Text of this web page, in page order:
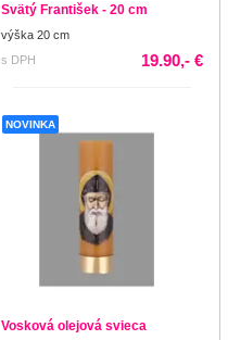
Svätý František - 20 cm
výška 20 cm
s DPH
19.90,- €
NOVINKA
Vosková olejová svieca